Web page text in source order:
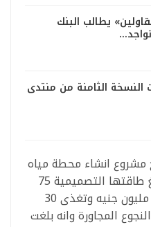
يطالب البنك
النسخة الثامنة من منتدى
انشاء محطة مياه
بيت علام المطورة والتى تبلغ طاقتها التصميمية 75
لتر لكل ثانية بتكلفة تبلغ 57 مليون جنيه وتغذى 30
المجاورة وانه بلغت